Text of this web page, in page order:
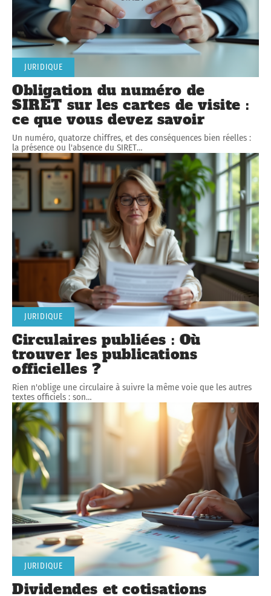
JURIDIQUE
Obligation du numéro de
SIRET sur les cartes de visite :
ce que vous devez savoir
Un numéro, quatorze chiffres, et des conséquences bien réelles :
la présence ou l'absence du SIRET…
JURIDIQUE
Circulaires publiées : Où
trouver les publications
officielles ?
Rien n'oblige une circulaire à suivre la même voie que les autres
textes officiels : son…
JURIDIQUE
Dividendes et cotisations